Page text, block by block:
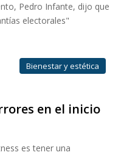
Pedro Infante, dijo que
electorales"
Bienestar y estética
en el inicio
es tener una